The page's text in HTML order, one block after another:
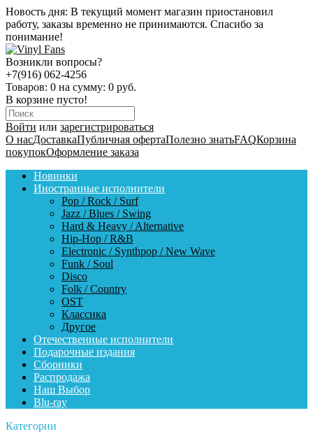
Новость дня: В текущий момент магазин приостановил
работу, заказы временно не принимаются. Спасибо за
понимание!
Возникли вопросы?
+7(916) 062-4256
Товаров: 0 на сумму: 0 руб.
В корзине пусто!
Войти или зарегистрироваться
О насДоставкаПубличная офертаПолезно знатьFAQКорзина
покупокОформление заказа
Новинки
Иностранные исполнители
Pop / Rock / Surf
Jazz / Blues / Swing
Hard & Heavy / Alternative
Hip-Hop / R&B
Electronic / Synthpop / New Wave
Funk / Soul
Disco
Folk / Country
OST
Классика
Другое
Отечественные исполнители
Подарочные издания
Сборники
Распродажа
Наш Выбор
Blu-ray
Категории